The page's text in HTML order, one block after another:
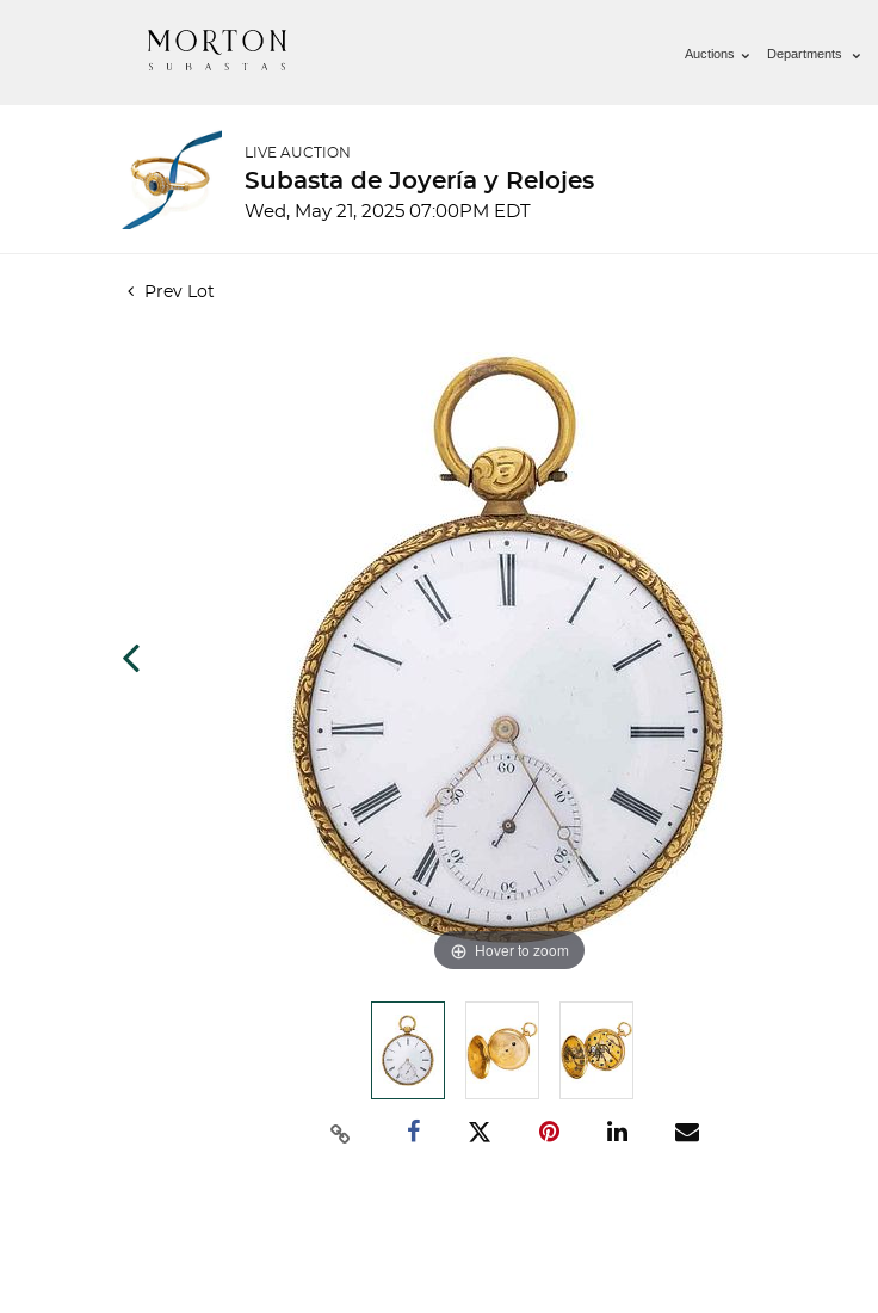
Auctions Departments
LIVE AUCTION
Subasta de Joyería y Relojes
Wed, May 21, 2025 07:00PM EDT
Prev Lot
Hover to zoom